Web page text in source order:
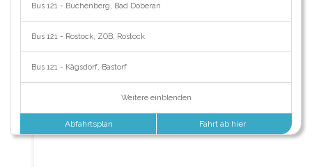
Bus 121 - Buchenberg, Bad Doberan
Bus 121 - Rostock, ZOB, Rostock
Bus 121 - Kägsdorf, Bastorf
Weitere einblenden
Abfahrtsplan Fahrt ab hier